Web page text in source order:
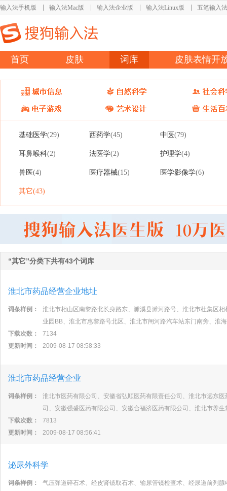
输入法手机版 输入法Mac版 输入法企业版 输入法Linux版 五笔输入法
首页 皮肤 词库 皮肤表情开
基础医学(29) 西药学(45) 中医(79)
耳鼻喉科(2) 法医学(2) 护理学(4)
兽医(4) 医疗器械(15) 医学影像学(6)
其它(43)
“其它”分类下共有43个词库
淮北市药品经营企业地址
词条样例：
淮北市相山区南黎路北长身路东、濉溪县濉河路号、淮北市杜集区
业园BB、淮北市惠黎路号北区、淮北市闸河路汽车站东门南旁、淮
下载次数：
7134
更新时间：
2009-08-17 08:58:33
淮北市药品经营企业
词条样例：
淮北市医药有限公司、安徽省弘顺医药有限责任公司、淮北市远东
司、安徽强盛医药有限公司、安徽合福济医药有限公司、淮北市养
下载次数：
7813
更新时间：
2009-08-17 08:56:41
泌尿外科学
词条样例：
气压弹道碎石术、经皮肾镜取石术、输尿管镜检查术、经尿道前列